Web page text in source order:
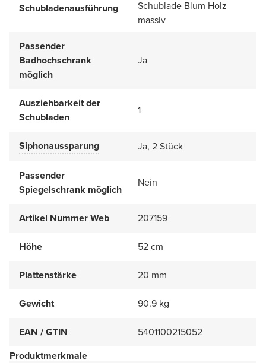
Schubladenausführung
Schublade Blum Holz
massiv
Passender
Badhochschrank
möglich
Ja
Ausziehbarkeit der
Schubladen
1
Siphonaussparung Ja, 2 Stück
Passender
Spiegelschrank möglich
Nein
Artikel Nummer Web 207159
Höhe 52 cm
Plattenstärke 20 mm
Gewicht 90.9 kg
EAN / GTIN
5401100215052
Produktmerkmale